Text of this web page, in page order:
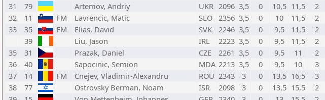
31
79 Artemov, Andriy UKR 2096 3,5 0 10,5 11,5 2
32
11 FM Lavrencic, Matic SLO 2356 3,5 0 10 11,5 2
33
35 FM Elias, David SVK 2246 3,5 0 9,5 11,5 2
39
Liu, Jason IRL 2223 3,5 0 9,5 11,5 2
35
31 Prazak, Daniel CZE 2261 3,5 0 9,5 11 2
36
40 Sapocinic, Semion MDA 2213 3,5 0 9,5 10 3
37
14 FM Cnejev, Vladimir-Alexandru ROU 2343 3 0 13,5 16,5 3
38
77 Ostrovsky Berman, Noam ISR 2098 3 0 13,5 15,5 2